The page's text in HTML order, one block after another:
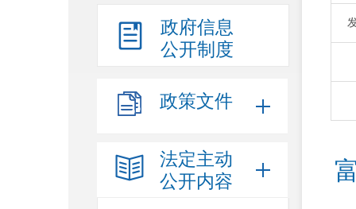
政府信息
公开制度
政策文件
法定主动
公开内容